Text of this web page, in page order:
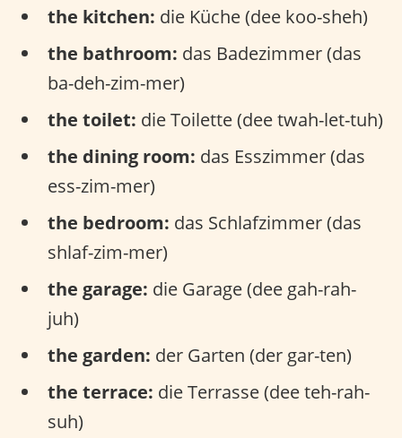
the kitchen: die Küche (dee koo-sheh)
the bathroom: das Badezimmer (das
ba-deh-zim-mer)
the toilet: die Toilette (dee twah-let-tuh)
the dining room: das Esszimmer (das
ess-zim-mer)
the bedroom: das Schlafzimmer (das
shlaf-zim-mer)
the garage: die Garage (dee gah-rah-
juh)
the garden: der Garten (der gar-ten)
the terrace: die Terrasse (dee teh-rah-
suh)